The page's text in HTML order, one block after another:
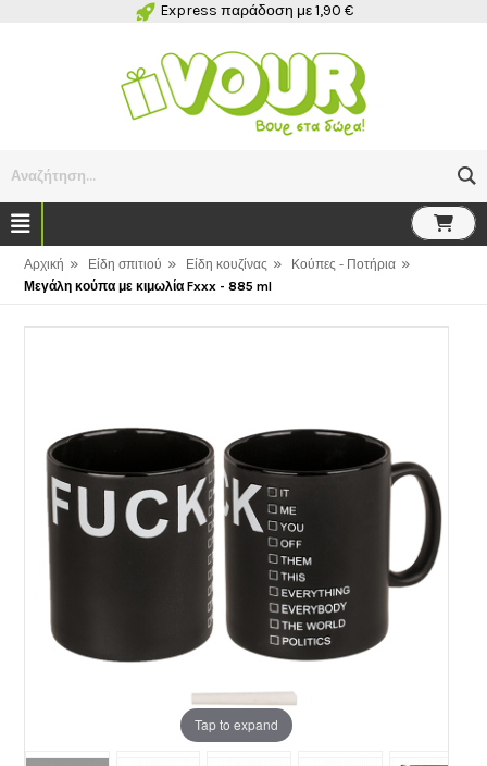
Express παράδοση με 1,90 €
Αναζήτηση...
Αρχική » Είδη σπιτιού » Είδη κουζίνας » Κούπες - Ποτήρια »
Μεγάλη κούπα με κιμωλία Fxxx - 885 ml
Tap to expand